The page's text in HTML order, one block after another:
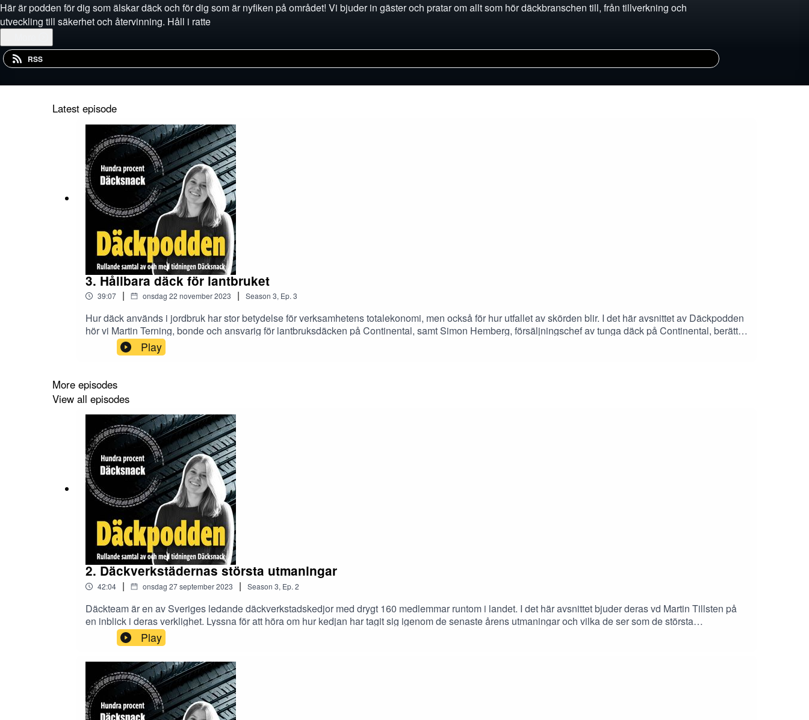
Här är podden för dig som älskar däck och för dig som är nyfiken på området! Vi bjuder in gäster och pratar om allt som hör däckbranschen till, från tillverkning och
utveckling till säkerhet och återvinning. Håll i ratte
RSS
Latest episode
3. Hållbara däck för lantbruket
39:07 | onsdag 22 november 2023 | Season 3, Ep. 3
Hur däck används i jordbruk har stor betydelse för verksamhetens totalekonomi, men också för hur utfallet av skörden blir. I det här avsnittet av Däckpodden
hör vi Martin Terning, bonde och ansvarig för lantbruksdäcken på Continental, samt Simon Hemberg, försäljningschef av tunga däck på Continental, berätta
om hur lantbrukare kan öka sin lönsamhet genom att se över sin däckanvändning.
Play
More episodes
View all episodes
2. Däckverkstädernas största utmaningar
42:04 | onsdag 27 september 2023 | Season 3, Ep. 2
Däckteam är en av Sveriges ledande däckverkstadskedjor med drygt 160 medlemmar runtom i landet. I det här avsnittet bjuder deras vd Martin Tillsten på
en inblick i deras verklighet. Lyssna för att höra om hur kedjan har tagit sig igenom de senaste årens utmaningar och vilka de ser som de största
utmaningarna framåt för däckverkstäder generellt.
Play